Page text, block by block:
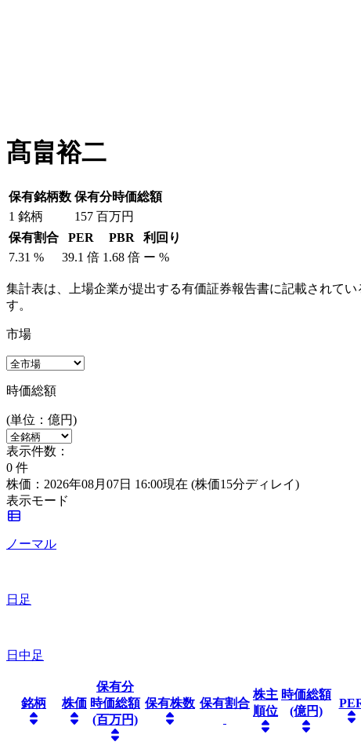
髙畠裕二
保有銘柄数 保有分時価総額
1 銘柄 157 百万円
保有割合
PER PBR
利回り
7.31 % 39.1 倍 1.68 倍 ー %
集計表は、上場企業が提出する有価証券報告書に記載されて
す。
市場
時価総額
(単位：億円)
表示件数：
0 件
株価：2026年08月07日 16:00現在 (株価15分ディレイ)
表示モード
ノーマル
日足
日中足
銘柄 株価
保有分
時価総額
(百万円)
保有株数 保有割合
株主
順位
時価総額
(億円)